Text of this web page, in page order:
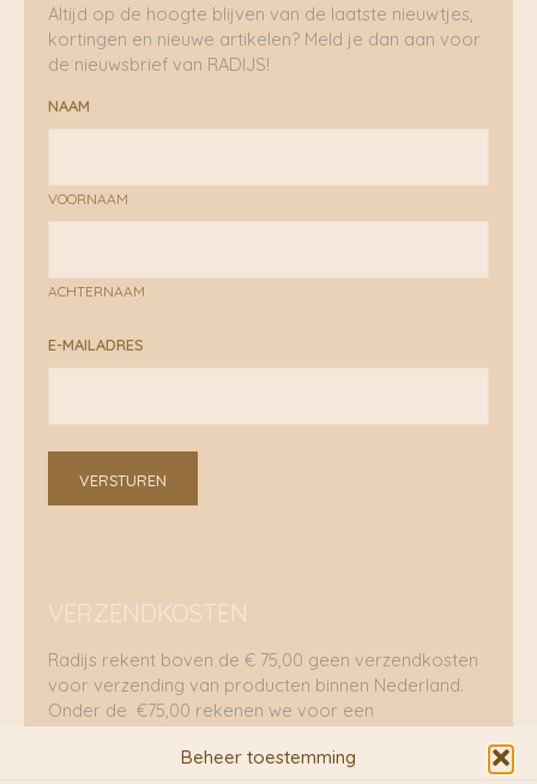
Beheer toestemming
Altijd op de hoogte blijven van de laatste nieuwtjes,
kortingen en nieuwe artikelen? Meld je dan aan voor
de nieuwsbrief van RADIJS!
NAAM
VOORNAAM
ACHTERNAAM
E-MAILADRES
VERSTUREN
VERZENDKOSTEN
Radijs rekent boven de € 75,00 geen verzendkosten
voor verzending van producten binnen Nederland.
Onder de €75,00 rekenen we voor een